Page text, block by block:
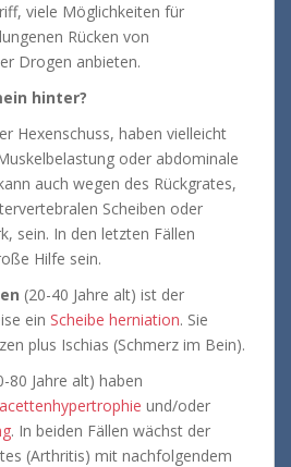
viele Möglichkeiten für
Rücken von
Drogen anbieten.
hinter?
Hexenschuss, haben vielleicht
oder abdominale
auch wegen des Rückgrates,
Scheiben oder
sein. In den letzten Fällen
Hilfe sein.
(20-40 Jahre alt) ist der
ein Scheibe herniation. Sie
plus Ischias (Schmerz im Bein).
80 Jahre alt) haben
und/oder
. In beiden Fällen wächst der
(Arthritis) mit nachfolgendem